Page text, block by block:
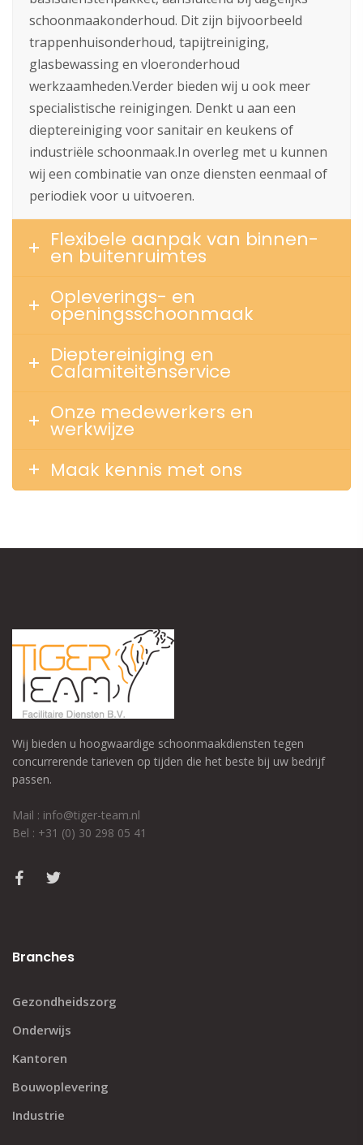
schoonmaakonderhoud. Dit zijn bijvoorbeeld
trappenhuisonderhoud, tapijtreiniging,
glasbewassing en vloeronderhoud
werkzaamheden.Verder bieden wij u ook meer
specialistische reinigingen. Denkt u aan een
dieptereiniging voor sanitair en keukens of
industriële schoonmaak.In overleg met u kunnen
wij een combinatie van onze diensten eenmaal of
periodiek voor u uitvoeren.
Flexibele aanpak van binnen-
en buitenruimtes
Opleverings- en
openingsschoonmaak
Dieptereiniging en
Calamiteitenservice
Onze medewerkers en
werkwijze
Maak kennis met ons
Wij bieden u hoogwaardige schoonmaakdiensten tegen
concurrerende tarieven op tijden die het beste bij uw bedrijf
passen.
Mail : info@tiger-team.nl
Bel : +31 (0) 30 298 05 41
Branches
Gezondheidszorg
Onderwijs
Kantoren
Bouwoplevering
Industrie